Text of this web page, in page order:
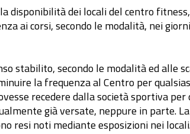
disponibilità dei locali del centro
ai corsi, secondo le modalità, nei
stabilito, secondo le modalità ed alle
la frequenza al Centro per
recedere dalla società sportiva
già versate, neppure in parte.
resi noti mediante esposizioni nei